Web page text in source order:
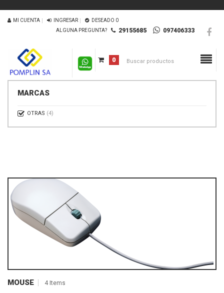
MI CUENTA INGRESAR DESEADO 0
ALGUNA PREGUNTA?
29155685 097406333
0
MARCAS
OTRAS (4)
MOUSE 4 Items